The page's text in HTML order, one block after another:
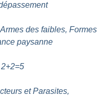
des faibles, Formes
paysanne
et Parasites,